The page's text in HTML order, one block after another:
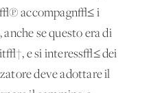
accompagn√≤ i
se questo era di
e si interess√≤ dei
deve adottare il